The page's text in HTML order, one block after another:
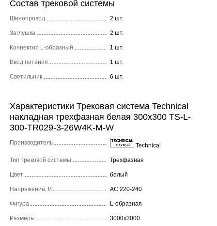
Состав трековой системы
Шинопровод 2 шт.
Заглушка 2 шт.
Коннектор L-образный 1 шт.
Ввод питания 1 шт.
Светильник 6 шт.
Характеристики Трековая система Technical
накладная трехфазная белая 300x300 TS-L-
300-TR029-3-26W4K-M-W
Производитель Technical
Тип трековой системы Трехфазная
Цвет белый
Напряжение, В AC 220-240
Фигура L-образная
Размеры 3000x3000